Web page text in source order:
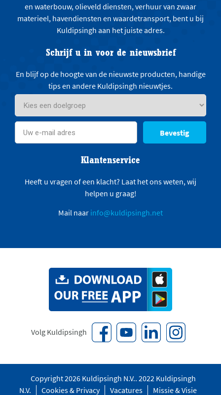
en waterbouw, olieveld diensten, verhuur van zwaar
materieel, havendiensten en waardetransport, bent u bij
Kuldipsingh aan het juiste adres.
Schrijf u in voor de nieuwsbrief
En blijf op de hoogte van de nieuwste producten, handige
tips en andere Kuldipsingh nieuwtjes.
Bevestig
Klantenservice
Heeft u vragen of een klacht? Laat het ons weten, wij
helpen u graag!
Mail naar info@kuldipsingh.net
Volg Kuldipsingh
Copyright 2026 Kuldipsingh N.V.. 2022 Kuldipsingh
N.V.
Cookies & Privacy Vacatures Missie & Visie